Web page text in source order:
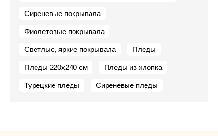
Сиреневые покрывала
Фиолетовые покрывала
Светлые, яркие покрывала Пледы
Пледы 220х240 см Пледы из хлопка
Турецкие пледы Сиреневые пледы